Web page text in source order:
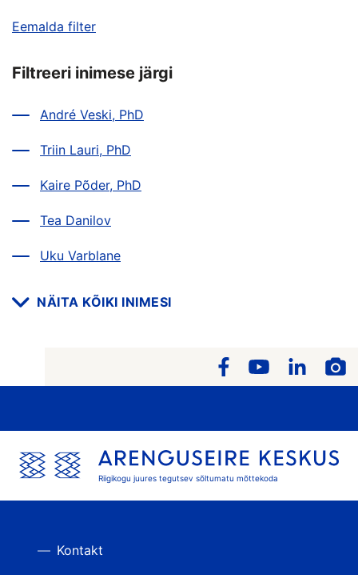
Eemalda filter
Filtreeri inimese järgi
André Veski, PhD
Triin Lauri, PhD
Kaire Põder, PhD
Tea Danilov
Uku Varblane
NÄITA KÕIKI INIMESI
Riigikogu juures tegutsev sõltumatu mõttekoda
Kontakt